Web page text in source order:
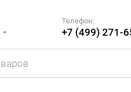
Телефон:
+7 (499) 271-